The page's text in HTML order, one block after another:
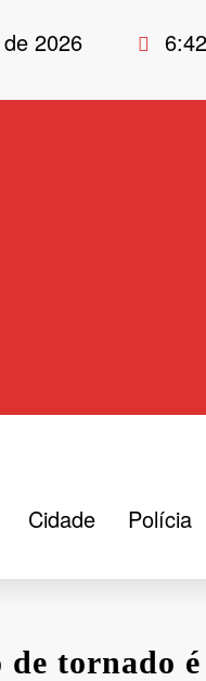
2026
Cidade Polícia
de tornado